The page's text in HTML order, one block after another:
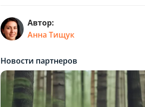
Автор:
Анна Тищук